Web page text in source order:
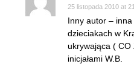
25 listopada 2010 at
Inny autor –
dzieciakach w
ukrywająca ( CO
inicjałami W.B.